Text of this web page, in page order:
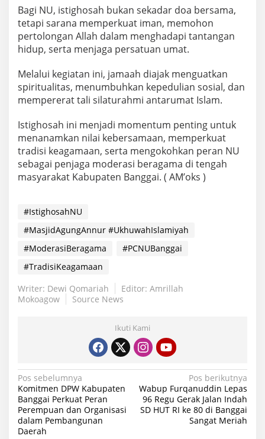
Bagi NU, istighosah bukan sekadar doa bersama,
tetapi sarana memperkuat iman, memohon
pertolongan Allah dalam menghadapi tantangan
hidup, serta menjaga persatuan umat.
Melalui kegiatan ini, jamaah diajak menguatkan
spiritualitas, menumbuhkan kepedulian sosial, dan
mempererat tali silaturahmi antarumat Islam.
Istighosah ini menjadi momentum penting untuk
menanamkan nilai kebersamaan, memperkuat
tradisi keagamaan, serta mengokohkan peran NU
sebagai penjaga moderasi beragama di tengah
masyarakat Kabupaten Banggai. ( AM’oks )
#IstighosahNU
#MasjidAgungAnnur #UkhuwahIslamiyah
#ModerasiBeragama
#PCNUBanggai
#TradisiKeagamaan
Writer: Dewi Qomariah
Editor: Amrillah
Mokoagow
Source News
Ikuti Kami
Navigasi
pos
Pos sebelumnya
Komitmen DPW Kabupaten
Banggai Perkuat Peran
Perempuan dan Organisasi
dalam Pembangunan
Daerah
Pos berikutnya
Wabup Furqanuddin Lepas
96 Regu Gerak Jalan Indah
SD HUT RI ke 80 di Banggai
Sangat Meriah